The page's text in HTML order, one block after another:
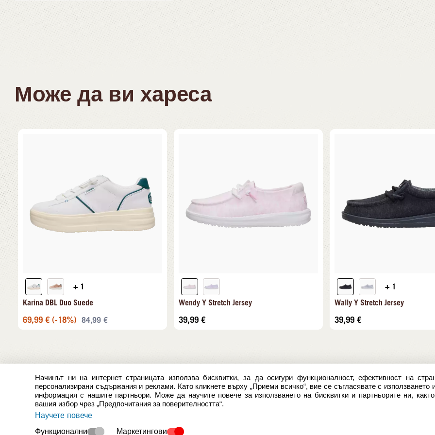
Може да ви хареса
+ 1
Karina DBL Duo Suede
69,99 € (-18%) 84,99 €
Wendy Y Stretch Jersey
39,99 €
+ 1
Wally Y Stretch Jersey
39,99 €
Начинът ни на интернет страницата използва бисквитки, за да осигури функционалност, ефективност на
персонализирани съдържания и реклами. Като кликнете върху „Приеми всичко“, вие се съгласявате с използването
информация с нашите партньори. Може да научите повече за използването на бисквитки и партньорите ни,
вашия избор чрез „Предпочитания за поверителността“.
Научете повече
Функционални Маркетингови